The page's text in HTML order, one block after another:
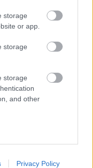
storage
or app.
storage
storage
and other
Privacy Policy